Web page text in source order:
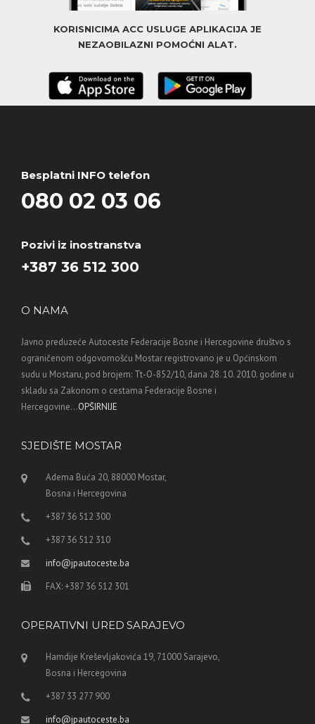
KORISNICIMA ACC USLUGE APLIKACIJA JE
NEZAOBILAZNI POMOĆNI ALAT.
Besplatni INFO telefon
080 02 03 06
Pozivi iz inostranstva
+387 36 512 300
O NAMA
Javno preduzeće Autoceste Federacije Bosne i Hercegovine društvo s
ograničenom odgovornošću Mostar registrovano je u Općinskom
sudu u Mostaru, pod brojem: Tt-O-852/10, dana 28. 10. 2010. godine u
skladu sa Zakonom o cestama Federacije Bosne i
Hercegovine...OPŠIRNIJE
SJEDIŠTE MOSTAR
Adema Buća 20, 88000 Mostar,
Bosna i Hercegovina
+387 36 512 300
+387 36 512 310
info@jpautoceste.ba
FAX: +387 36 512 301
OPERATIVNI URED SARAJEVO
Hamdije Kreševljakovića 19, 71000 Sarajevo,
Bosna i Hercegovina
+387 33 277 900
info@jpautoceste.ba